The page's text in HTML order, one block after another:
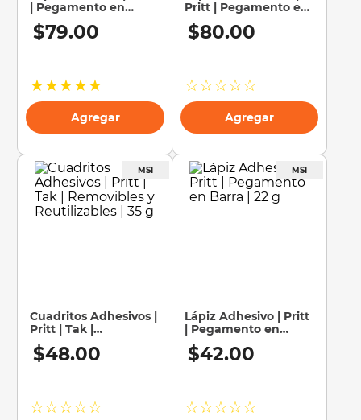
| Pegamento en
Barra | 42 g
$79.00
★★★★★
Agregar
Pritt | Pegamento en
Barra | 22 g | 2 Piezas
$80.00
☆☆☆☆☆
Agregar
Cuadritos Adhesivos |
Pritt | Tak |
Removibles y
Reutilizables | 35 g
$48.00
☆☆☆☆☆
Lápiz Adhesivo | Pritt
| Pegamento en
Barra | 22 g
$42.00
☆☆☆☆☆
silla